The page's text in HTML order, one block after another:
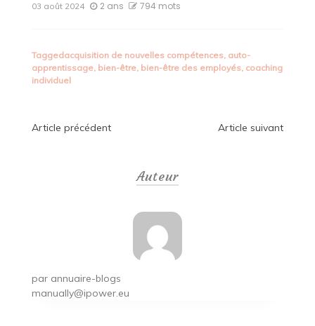
03 août 2024 2 ans 794 mots
Taggedacquisition de nouvelles compétences, auto-
apprentissage, bien-être, bien-être des employés, coaching
individuel
Navigation
Article précédent Article suivant
Auteur
par annuaire-blogs
manually@ipower.eu